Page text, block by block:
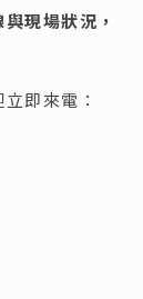
現場狀況，
即來電：